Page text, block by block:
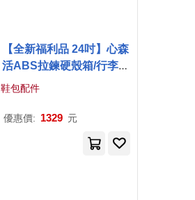
【全新福利品 24吋】心森
活ABS拉鍊硬殼箱/行李箱
(3色任選) 24吋
鞋包配件
優惠價: 1329 元